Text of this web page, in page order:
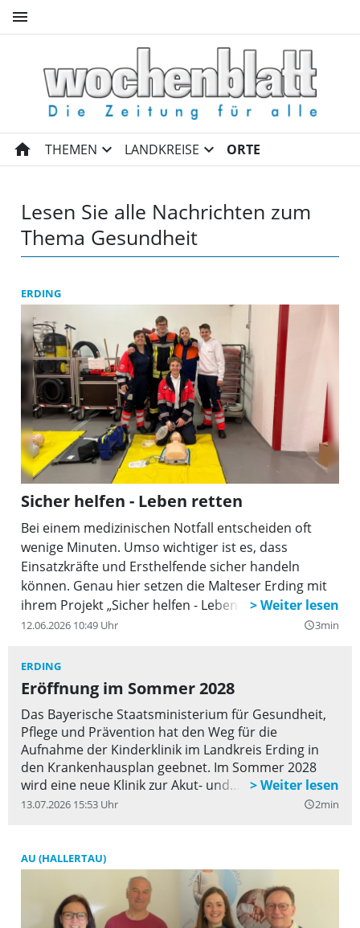
menu
Gesundheit | Wochenblatt
home THEMEN expand_more LANDKREISE expand_more ORTE
Lesen Sie alle Nachrichten zum
Thema Gesundheit
ERDING
Sicher helfen - Leben retten
Bei einem medizinischen Notfall entscheiden oft
wenige Minuten. Umso wichtiger ist es, dass
Einsatzkräfte und Ersthelfende sicher handeln
können. Genau hier setzen die Malteser Erding mit
ihrem Projekt „Sicher helfen - Leben retten” an: Sie
wollen moderne Simulationstechnik für die Aus- und
realitätsnah zu trainieren und die
Handlungssicherheit im Ernstfall weiter zu stärken.
12.06.2026 10:49 Uhr query_builder3min
ERDING
Eröffnung im Sommer 2028
Das Bayerische Staatsministerium für Gesundheit,
Pflege und Prävention hat den Weg für die
Aufnahme der Kinderklinik im Landkreis Erding in
den Krankenhausplan geebnet. Im Sommer 2028
wird eine neue Klinik zur Akut- und
Grundversorgung von Kindern und Jugendlichen
Gruppe. Unter der medizinischen Leitung von Dr.
Simon Mayer, entsteht am Standort Erding ein
neues stationäres und notfallmedizinisches
Versorgungsangebot für Kinder und Jugendliche.
13.07.2026 15:53 Uhr query_builder2min
AU (HALLERTAU)